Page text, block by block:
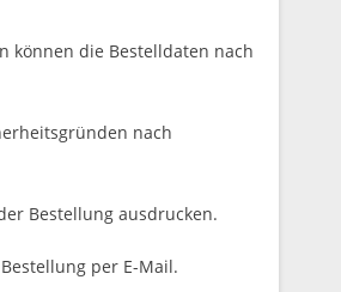
können die Bestelldaten nach
nach
Bestellung ausdrucken.
per E-Mail.